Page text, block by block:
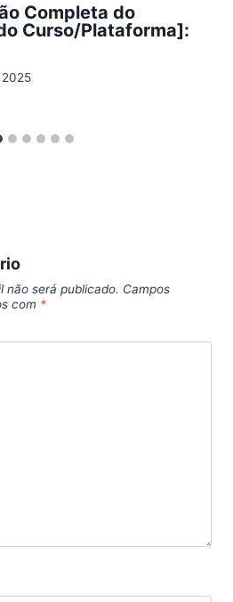
Completa do
Curso/Plataforma]:
2025
não será publicado. Campos
com *